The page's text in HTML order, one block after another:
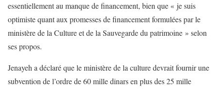
essentiellement au manque de financement, bien que « je suis
optimiste quant aux promesses de financement formulées par le
ministère de la Culture et de la Sauvegarde du patrimoine » selon
ses propos.
Jenayeh a déclaré que le ministère de la culture devrait fournir une
subvention de l’ordre de 60 mille dinars en plus des 25 mille